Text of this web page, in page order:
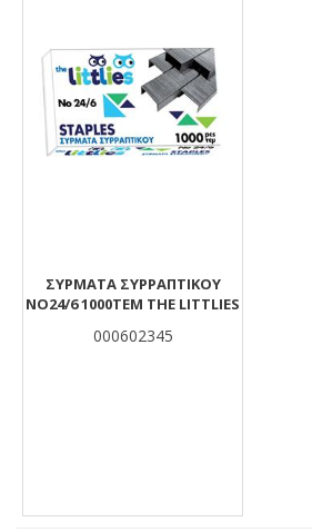
ΣΥΡΜΑΤΑ ΣΥΡΡΑΠΤΙΚΟΥ
NO24/6 1000TEM THE LITTLIES
000602345